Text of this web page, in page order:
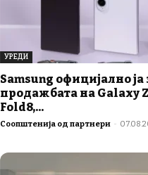
УРЕДИ
Samsung официјално ја
продажбата на Galaxy
Fold8,...
Соопштенија од партнери -